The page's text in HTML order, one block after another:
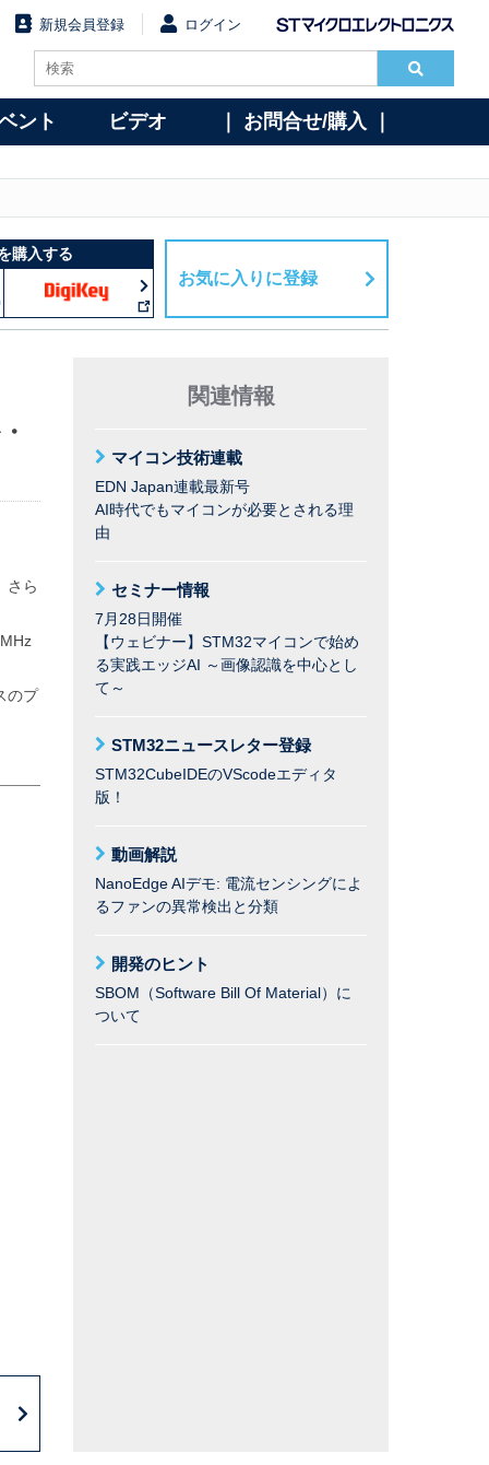
新規会員登録 ログイン
ント ビデオ ｜ お問合せ/購入 ｜
購入する
お気に入りに登録
さら
のプ
関連情報
マイコン技術連載
EDN Japan連載最新号
AI時代でもマイコンが必要とされる理
由
セミナー情報
7月28日開催
【ウェビナー】STM32マイコンで始め
る実践エッジAI ～画像認識を中心とし
て～
STM32ニュースレター登録
STM32CubeIDEのVScodeエディタ
版！
動画解説
NanoEdge AIデモ: 電流センシングによ
るファンの異常検出と分類
開発のヒント
SBOM（Software Bill Of Material）に
ついて